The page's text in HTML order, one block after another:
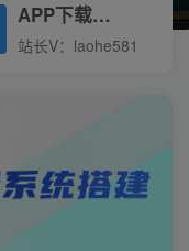
APP下载Down
站长V：laohe581